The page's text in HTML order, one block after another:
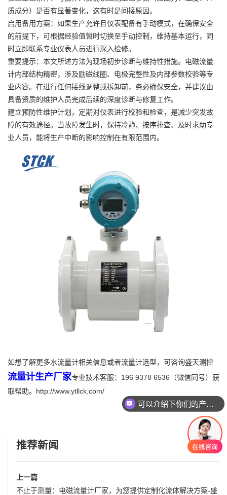
质成分）是否有显著变化，这有时是间接原因。
启用备用方案：如果生产允许且仪表配备有手动模式，在确保安全
的前提下，可根据经验值暂时切换至手动控制，维持基本运行，同
时立即联系专业仪表人员进行深入检修。
重要提示：本文所述方法为现场初步诊断与维持性措施。电磁流量
计内部结构精密，涉及励磁线圈、电极完整性及内部参数校验等专
业内容。在进行任何接线调整或拆卸前，务必确保安全，并建议由
具备资质的维护人员完成后续的深度诊断与修复工作。
建立预防性维护计划，定期对仪表进行校验和检查，是减少突发故
障的有效途径。当故障发生时，保持冷静、按序排查、及时求助专
业人员，能将生产中断的影响控制在有限范围内。
如想了解更多水流量计相关信息或者流量计选型，可咨询盛天测控
流量计生产厂家专业技术客服：196 9378 6536（微信同号）获
取帮助。http://www.ytllck.com/
推荐新闻
上一篇
不止于测量：电磁流量计厂家，为您提供定制化流体解决方案-盛